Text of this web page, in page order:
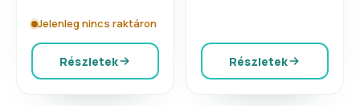
Jelenleg nincs raktáron
Részletek Részletek